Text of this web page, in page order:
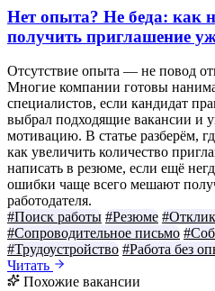
Нет опыта? Не беда: как
получить приглашение
Отсутствие опыта — не повод
Многие компании готовы
специалистов, если кандидат
выбрал подходящие вакансии и
мотивацию. В статье разберём,
как увеличить количество
написать в резюме, если ещё
ошибки чаще всего мешают
работодателя.
#Поиск работы #Резюме
#Сопроводительное письмо
#Трудоустройство #Работа без
Читать
Похожие вакансии